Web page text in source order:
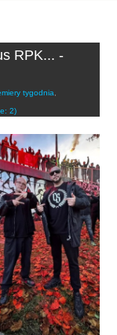
RPK... -
tygodnia,
2)